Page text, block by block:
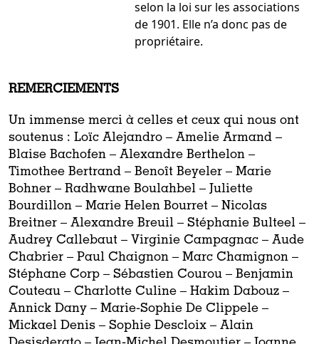
selon la loi sur les associations
de 1901. Elle n’a donc pas de
propriétaire.
REMERCIEMENTS
Un immense merci à celles et ceux qui nous ont
soutenus : Loïc Alejandro – Amelie Armand –
Blaise Bachofen – Alexandre Berthelon –
Timothee Bertrand – Benoît Beyeler – Marie
Bohner – Radhwane Boulahbel – Juliette
Bourdillon – Marie Helen Bourret – Nicolas
Breitner – Alexandre Breuil – Stéphanie Bulteel –
Audrey Callebaut – Virginie Campagnac – Aude
Chabrier – Paul Chaignon – Marc Chamignon –
Stéphane Corp – Sébastien Courou – Benjamin
Couteau – Charlotte Culine – Hakim Dabouz –
Annick Dany – Marie-Sophie De Clippele –
Mickael Denis – Sophie Descloix – Alain